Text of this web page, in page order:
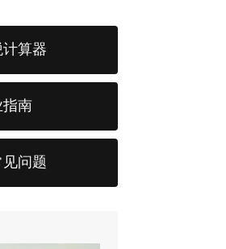
计算器
指南
问题